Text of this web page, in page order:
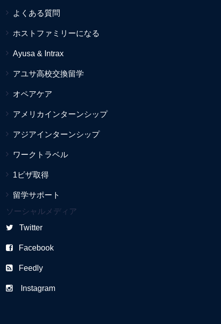
よくある質問
ホストファミリーになる
Ayusa & Intrax
アユサ高校交換留学
オペアケア
アメリカインターンシップ
アジアインターンシップ
ワークトラベル
1ビザ取得
留学サポート
ソーシャルメディア
Twitter
Facebook
Feedly
Instagram